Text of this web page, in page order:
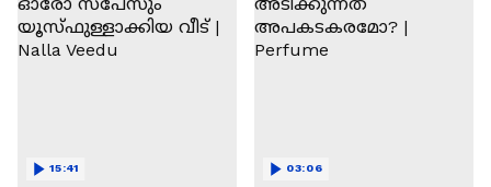
15:41 03:06